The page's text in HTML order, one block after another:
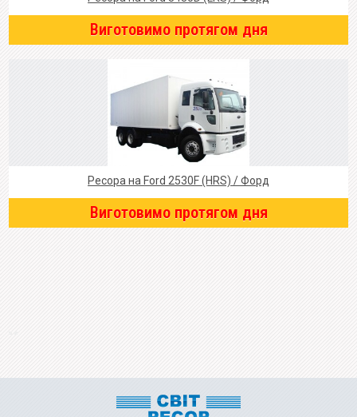
Виготовимо протягом дня
Ресора на Ford 2530F (HRS) / Форд
Виготовимо протягом дня